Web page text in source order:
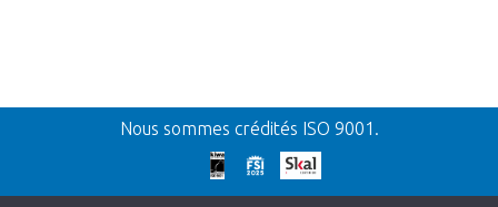
Retour
Nos excuses
Nous sommes crédités ISO 9001.